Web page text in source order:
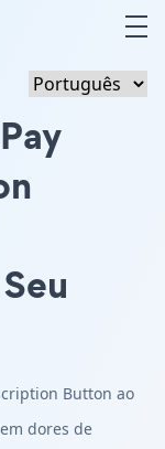
Button ao
dores de